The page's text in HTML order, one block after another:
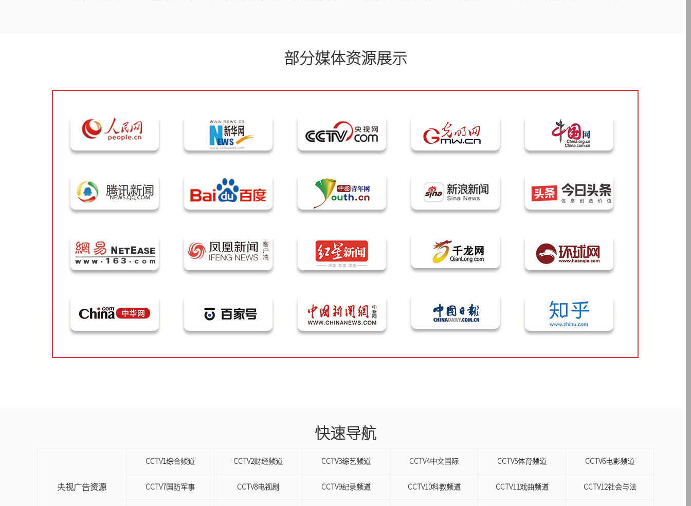
部分媒体资源展示
快速导航
央视广告资源
CCTV1综合频道 CCTV2财经频道 CCTV3综艺频道 CCTV4中文国际 CCTV5体育频道 CCTV6电影频道
CCTV7国防军事 CCTV8电视剧 CCTV9纪录频道 CCTV10科教频道 CCTV11戏曲频道 CCTV12社会与法